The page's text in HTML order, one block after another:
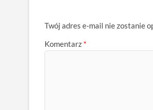
Twój adres e-mail nie zostanie
Komentarz *